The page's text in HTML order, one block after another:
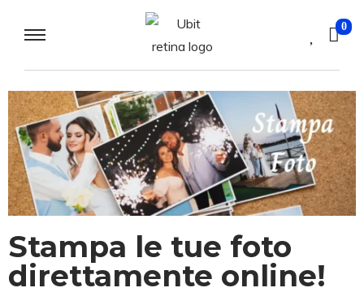
0
Stampa le tue foto
direttamente online!